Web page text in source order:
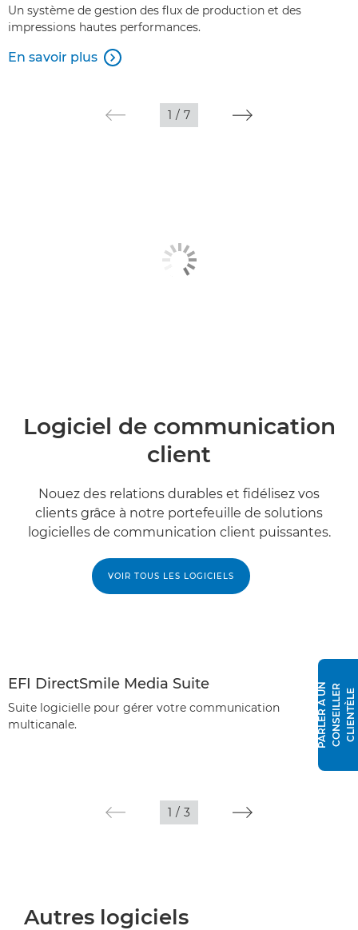
Un système de gestion des flux de production et des
impressions hautes performances.
En savoir plus 
1 / 7
Logiciel de communication
client
Nouez des relations durables et fidélisez vos
clients grâce à notre portefeuille de solutions
logicielles de communication client puissantes.
VOIR TOUS LES LOGICIELS
EFI DirectSmile Media Suite
Suite logicielle pour gérer votre communication
multicanale.
1 / 3
Autres logiciels
P
A
R
L
E
R
À U
N
C
O
N
S
E
I
L
L
E
R
C
L
I
E
N
T
È
L E